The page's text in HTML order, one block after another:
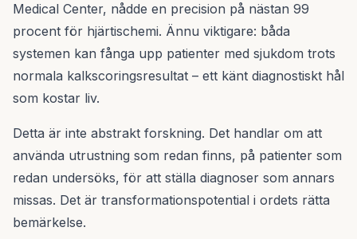
Medical Center, nådde en precision på nästan 99
procent för hjärtischemi. Ännu viktigare: båda
systemen kan fånga upp patienter med sjukdom trots
normala kalkscoringsresultat – ett känt diagnostiskt hål
som kostar liv.
Detta är inte abstrakt forskning. Det handlar om att
använda utrustning som redan finns, på patienter som
redan undersöks, för att ställa diagnoser som annars
missas. Det är transformationspotential i ordets rätta
bemärkelse.